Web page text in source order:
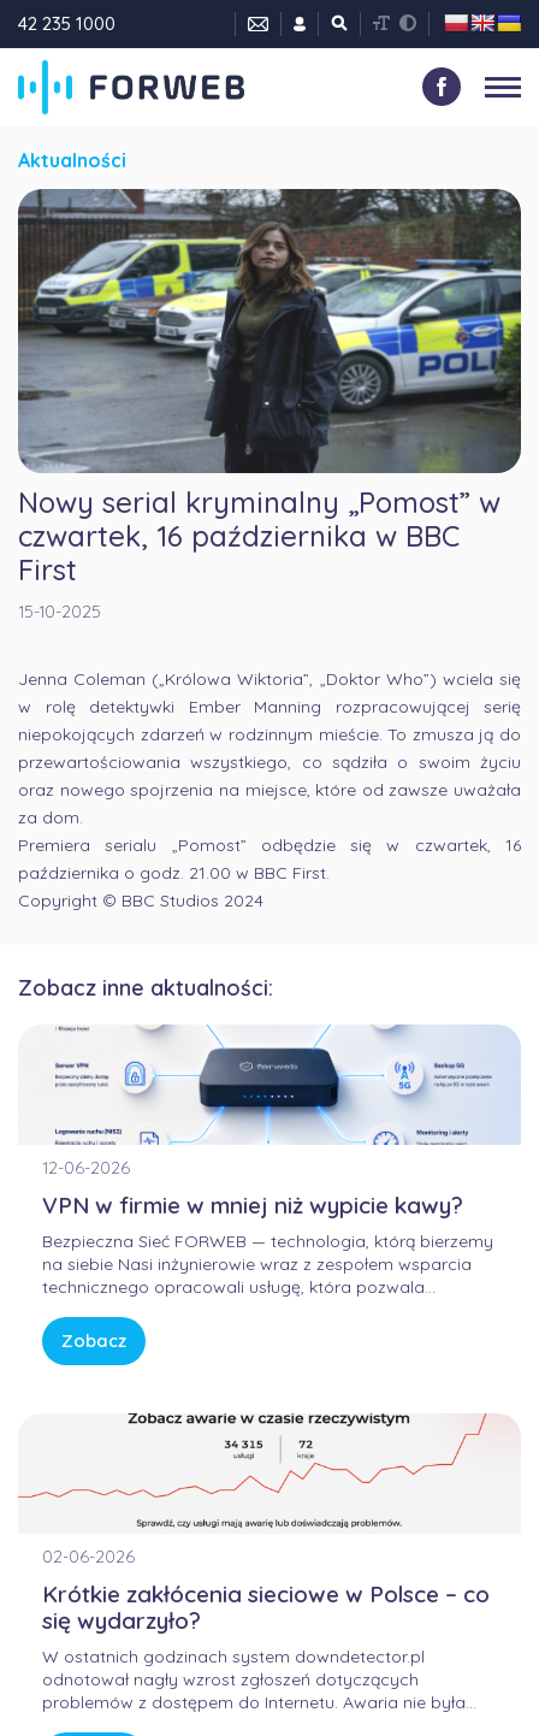
42 235 1000
Aktualności
Nowy serial kryminalny „Pomost” w
czwartek, 16 października w BBC
First
15-10-2025
Jenna Coleman („Królowa Wiktoria”, „Doktor Who”) wciela się
w rolę detektywki Ember Manning rozpracowującej serię
niepokojących zdarzeń w rodzinnym mieście. To zmusza ją do
przewartościowania wszystkiego, co sądziła o swoim życiu
oraz nowego spojrzenia na miejsce, które od zawsze uważała
za dom.
Premiera serialu „Pomost” odbędzie się w czwartek, 16
października o godz. 21.00 w BBC First.
Copyright © BBC Studios 2024
Zobacz inne aktualności:
12-06-2026
VPN w firmie w mniej niż wypicie kawy?
Bezpieczna Sieć FORWEB — technologia, którą bierzemy
na siebie Nasi inżynierowie wraz z zespołem wsparcia
technicznego opracowali usługę, która pozwala
przewidywalny. Bez samodzielnego konfigurowania
skomplikowanych urządzeń, bez studiowania
Zobacz
02-06-2026
Krótkie zakłócenia sieciowe w Polsce – co
się wydarzyło?
W ostatnich godzinach system downdetector.pl
odnotował nagły wzrost zgłoszeń dotyczących
problemów z dostępem do Internetu. Awaria nie była